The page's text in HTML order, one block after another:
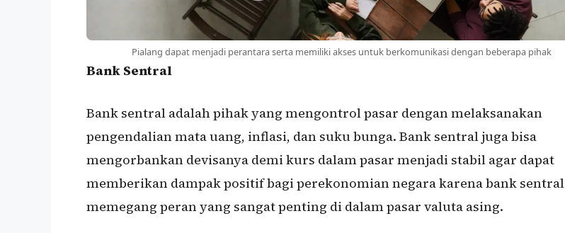
Pialang dapat menjadi perantara serta memiliki akses untuk berkomunikasi dengan beberapa pihak
Bank Sentral
Bank sentral adalah pihak yang mengontrol pasar dengan melaksanakan
pengendalian mata uang, inflasi, dan suku bunga. Bank sentral juga bisa
mengorbankan devisanya demi kurs dalam pasar menjadi stabil agar dapat
memberikan dampak positif bagi perekonomian negara karena bank sentral
memegang peran yang sangat penting di dalam pasar valuta asing.